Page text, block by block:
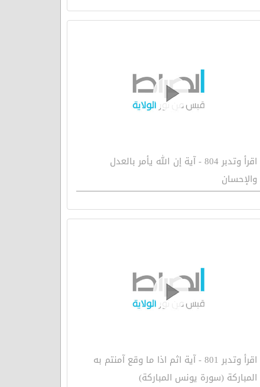
اقرأ وتدبر 804 - آية إن الله يأمر بالعدل
والإحسان
اقرأ وتدبر 801 - آية اثم اذا ما وقع آمنتم به
المباركة (سورة يونس المباركة)